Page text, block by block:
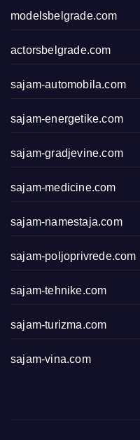
modelsbelgrade.com
actorsbelgrade.com
sajam-automobila.com
sajam-energetike.com
sajam-gradjevine.com
sajam-medicine.com
sajam-namestaja.com
sajam-poljoprivrede.com
sajam-tehnike.com
sajam-turizma.com
sajam-vina.com